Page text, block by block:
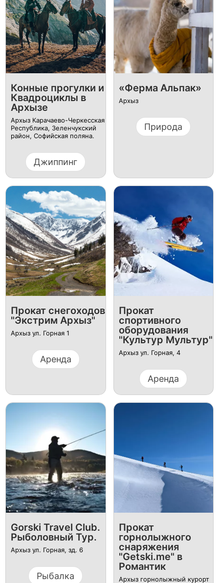
Конные прогулки и
Квадроциклы в
Архызе
Архыз Карачаево-Черкесская
Республика, Зеленчукский
район, Софийская поляна.
Джиппинг
«Ферма Альпак»
Архыз
Природа
Прокат снегоходов
"Экстрим Архыз"
Архыз ул. Горная 1
Аренда
Прокат
спортивного
оборудования
"Культур Мультур"
Архыз ул. Горная, 4
Аренда
Gorski Travel Club.
Рыболовный Тур.
Архыз ул. Горная, зд. 6
Рыбалка
Прокат
горнолыжного
снаряжения
"Getski.me" в
Романтик
Архыз горнолыжный курорт